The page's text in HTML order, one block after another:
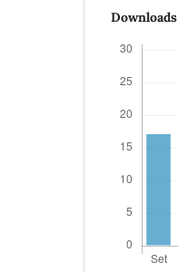
Downloads